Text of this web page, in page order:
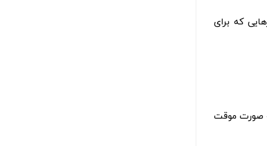
که برای
‌صورت موقت